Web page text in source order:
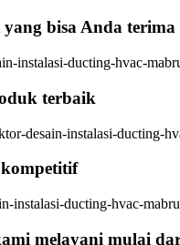
bisa Anda
terbaik
melayani mulai